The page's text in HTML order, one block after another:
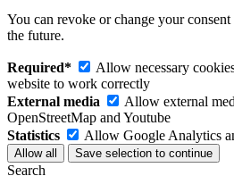
You can revoke or change your
the future.
Required*
Allow necessary
website to work correctly
External media
Allow external
OpenStreetMap and Youtube
Statistics
Allow Google Analytics
Search